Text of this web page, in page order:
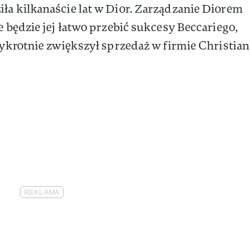
kilkanaście lat w Dior. Zarządzanie Diorem
jej łatwo przebić sukcesy Beccariego,
zwiększył sprzedaż w firmie Christian